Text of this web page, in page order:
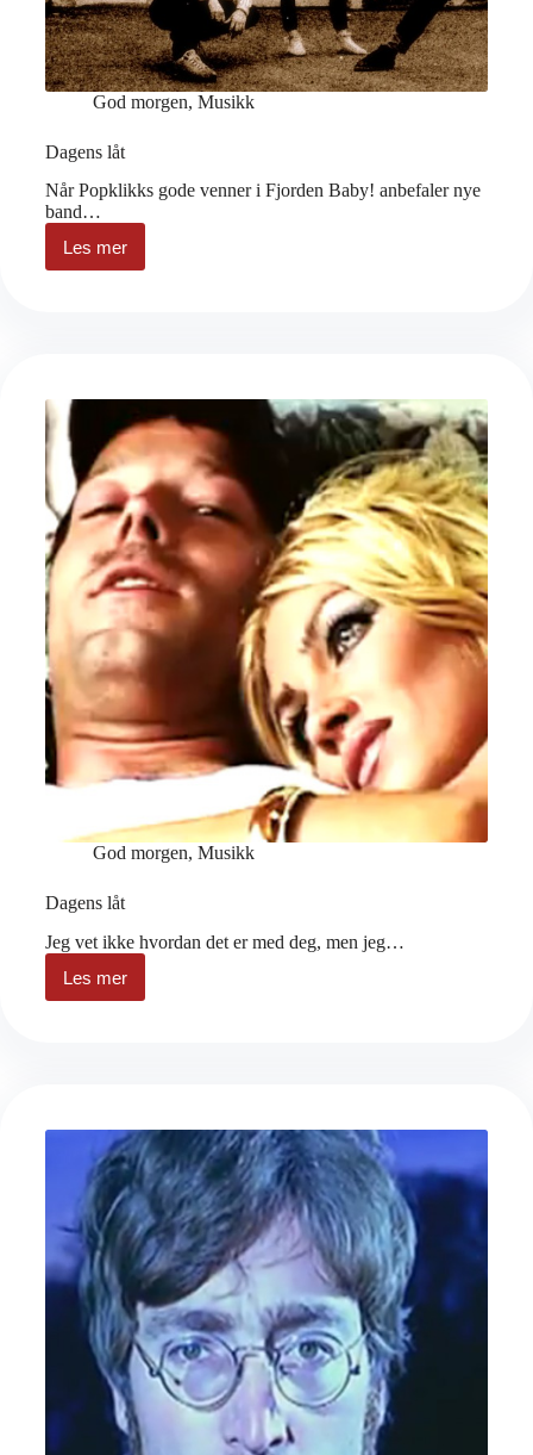
God morgen, Musikk
Dagens låt
Når Popklikks gode venner i Fjorden Baby! anbefaler nye
band…
Les mer
Dagens
låt
God morgen, Musikk
Dagens låt
Jeg vet ikke hvordan det er med deg, men jeg…
Les mer
Dagens
låt